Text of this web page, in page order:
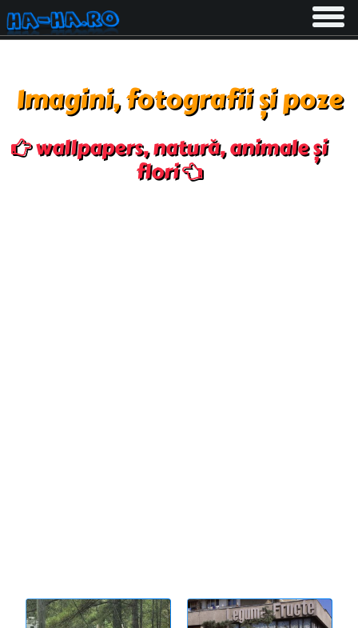
Toggle
Imagini, fotografii și poze
wallpapers, natură, animale și
flori